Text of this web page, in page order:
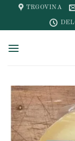
content
TRGOVINA